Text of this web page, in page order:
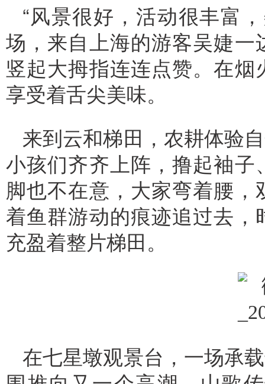
“风景很好，活动很丰富
场，来自上海的游客吴婕
竖起大拇指连连点赞。在
享受着舌尖美味。
来到云和梯田，农耕体验
小孩们齐齐上阵，撸起袖
脚也不在意，大家弯着腰
着鱼群游动的痕迹追过去
充盈着整片梯田。
在七星墩观景台，一场承